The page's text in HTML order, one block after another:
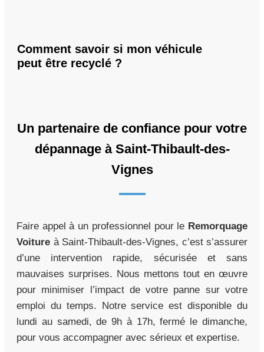
Comment savoir si mon véhicule
peut être recyclé ?
Un partenaire de confiance pour votre
dépannage à Saint-Thibault-des-
Vignes
Faire appel à un professionnel pour le Remorquage
Voiture à Saint-Thibault-des-Vignes, c’est s’assurer
d’une intervention rapide, sécurisée et sans
mauvaises surprises. Nous mettons tout en œuvre
pour minimiser l’impact de votre panne sur votre
emploi du temps. Notre service est disponible du
lundi au samedi, de 9h à 17h, fermé le dimanche,
pour vous accompagner avec sérieux et expertise.